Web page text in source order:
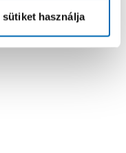
sütiket használja